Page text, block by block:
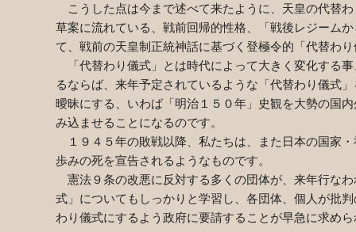
こうした点は今まで述べて来たように、天皇の代替
草案に流れている、戦前回帰的性格、「戦後レジーム
て、戦前の天皇制正統神話に基づく登極令的「代替わ
「代替わり儀式」とは時代によって大きく変化する
るならば、来年予定されているような「代替わり儀式
曖昧にする、いわば「明治１５０年」史観を大勢の国
み込ませることになるのです。
１９４５年の敗戦以降、私たちは、また日本の国家
歩みの死を宣告されるようなものです。
憲法９条の改悪に反対する多くの団体が、来年行な
式」についてもしっかりと学習し、各団体、個人が批
わり儀式にするよう政府に要請することが早急に求め